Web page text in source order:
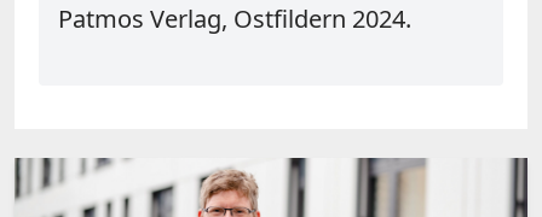
Patmos Verlag, Ostfildern 2024.